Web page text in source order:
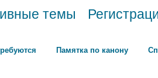
темы
Памятка по канону